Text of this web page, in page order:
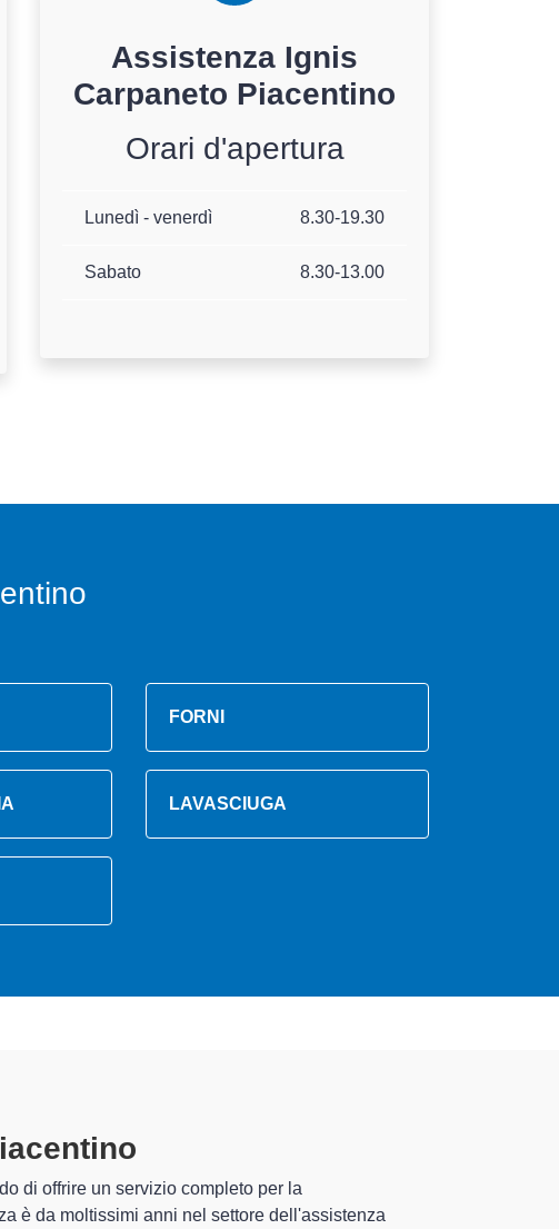
Assistenza Ignis
Carpaneto Piacentino
Orari d'apertura
Lunedì - venerdì 8.30-19.30
Sabato 8.30-13.00
FORNI
LAVASCIUGA
esperienza pluriennale nel territorio di Carpaneto